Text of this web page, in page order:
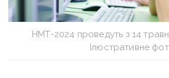
НМТ-2024 проведуть з 14
Ілюстративне